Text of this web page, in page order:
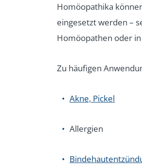
Homöopathika
eingesetzt werden –
Homöopathen oder
Zu häufigen
Akne, Pickel
Allergien